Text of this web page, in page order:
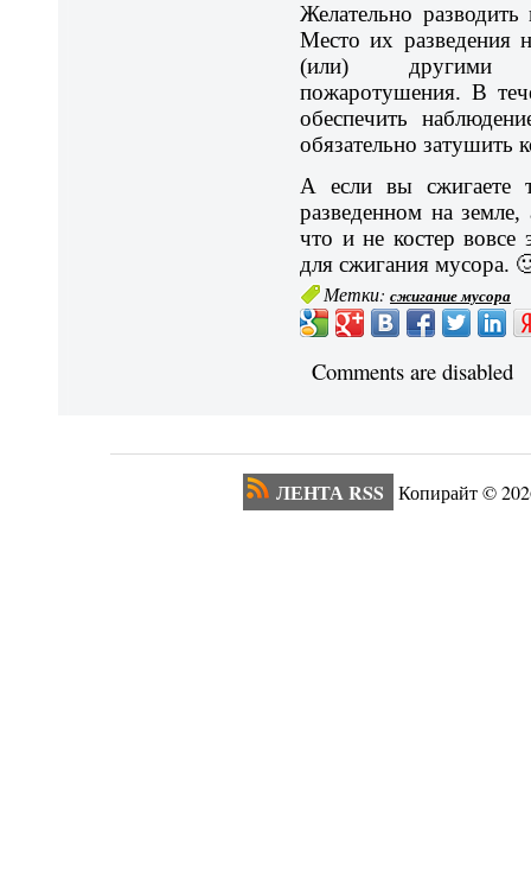
Желательно
Место их разведения
(или) другими
пожаротушения. В
обеспечить
обязательно затушить
А если вы сжигаете
разведенном на
что и не костер вовсе
для сжигания мусора.
Метки:сжигание мусора
Comments are disabled
ЛЕНТА RSS Копирайт ©